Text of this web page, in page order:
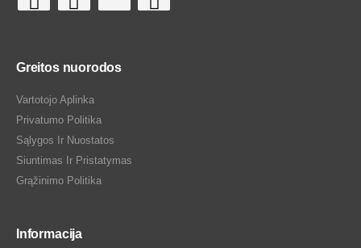
Greitos nuorodos
Vartotojo Aplinka
Privatumo Politika
Sąlygos Ir Nuostatos
Siuntimas Ir Pristatymas
Grąžinimo Politika
Informacija